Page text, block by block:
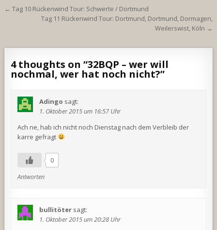
Beitragsnavigation
← Tag 10 Rückenwind Tour: Schwerte / Dortmund
Tag 11 Rückenwind Tour: Dortmund, Dortmund, Dormagen,
Weilerswist, Köln →
4 thoughts on “32BQP – wer will
nochmal, wer hat noch nicht?”
Adingo sagt:
1. Oktober 2015 um 16:57 Uhr
Ach ne, hab ich nicht noch Dienstag nach dem Verbleib der
karre gefragt
0
Antworten
bullitöter sagt:
1. Oktober 2015 um 20:28 Uhr